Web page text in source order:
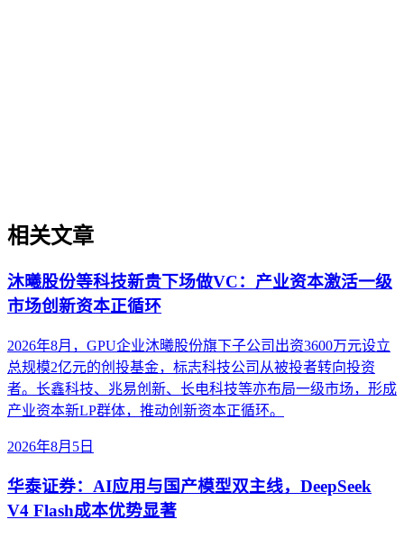
相关文章
沐曦股份等科技新贵下场做VC：产业资本激活一级
市场创新资本正循环
2026年8月，GPU企业沐曦股份旗下子公司出资3600万元设立
总规模2亿元的创投基金，标志科技公司从被投者转向投资
者。长鑫科技、兆易创新、长电科技等亦布局一级市场，形成
产业资本新LP群体，推动创新资本正循环。
2026年8月5日
华泰证券：AI应用与国产模型双主线，DeepSeek
V4 Flash成本优势显著